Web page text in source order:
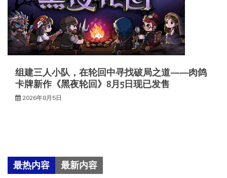
组建三人小队，在轮回中寻找破局之道——肉鸽
卡牌新作《黑夜轮回》8月5日现已发售
2026年8月5日
最热内容 最新内容